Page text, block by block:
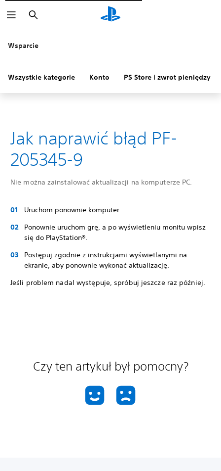
Wyszukaj
Wsparcie
Wszystkie kategorie Konto PS Store i zwrot pieniędzy
Jak naprawić błąd PF-
205345-9
Nie można zainstalować aktualizacji na komputerze PC.
Uruchom ponownie komputer.
Ponownie uruchom grę, a po wyświetleniu monitu wpisz
się do PlayStation®.
Postępuj zgodnie z instrukcjami wyświetlanymi na
ekranie, aby ponownie wykonać aktualizację.
Jeśli problem nadal występuje, spróbuj jeszcze raz później.
Czy ten artykuł był pomocny?